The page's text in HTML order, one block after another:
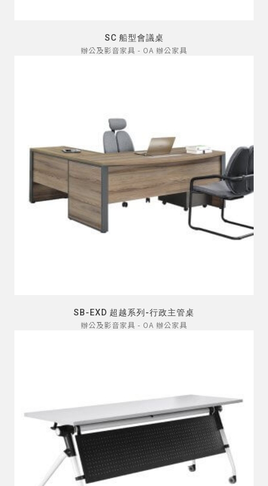
SC 船型會議桌
辦公及影音家具 - OA 辦公家具
SB-EXD 超越系列-行政主管桌
辦公及影音家具 - OA 辦公家具